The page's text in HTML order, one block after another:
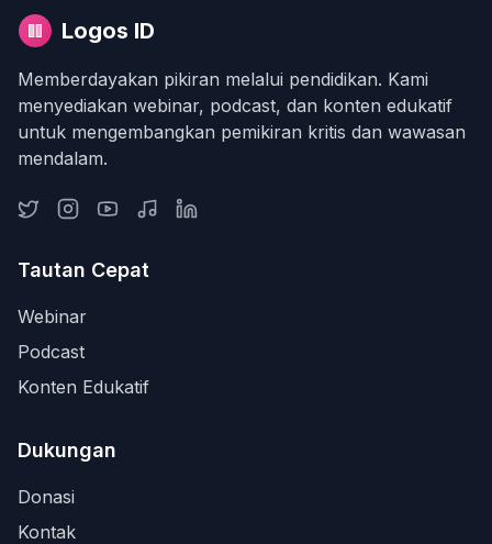
Logos ID
Memberdayakan pikiran melalui pendidikan. Kami
menyediakan webinar, podcast, dan konten edukatif
untuk mengembangkan pemikiran kritis dan wawasan
mendalam.
Tautan Cepat
Webinar
Podcast
Konten Edukatif
Dukungan
Donasi
Kontak